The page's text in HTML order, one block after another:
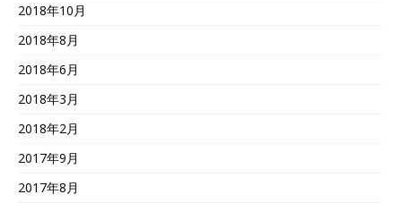
2018年10月
2018年8月
2018年6月
2018年3月
2018年2月
2017年9月
2017年8月